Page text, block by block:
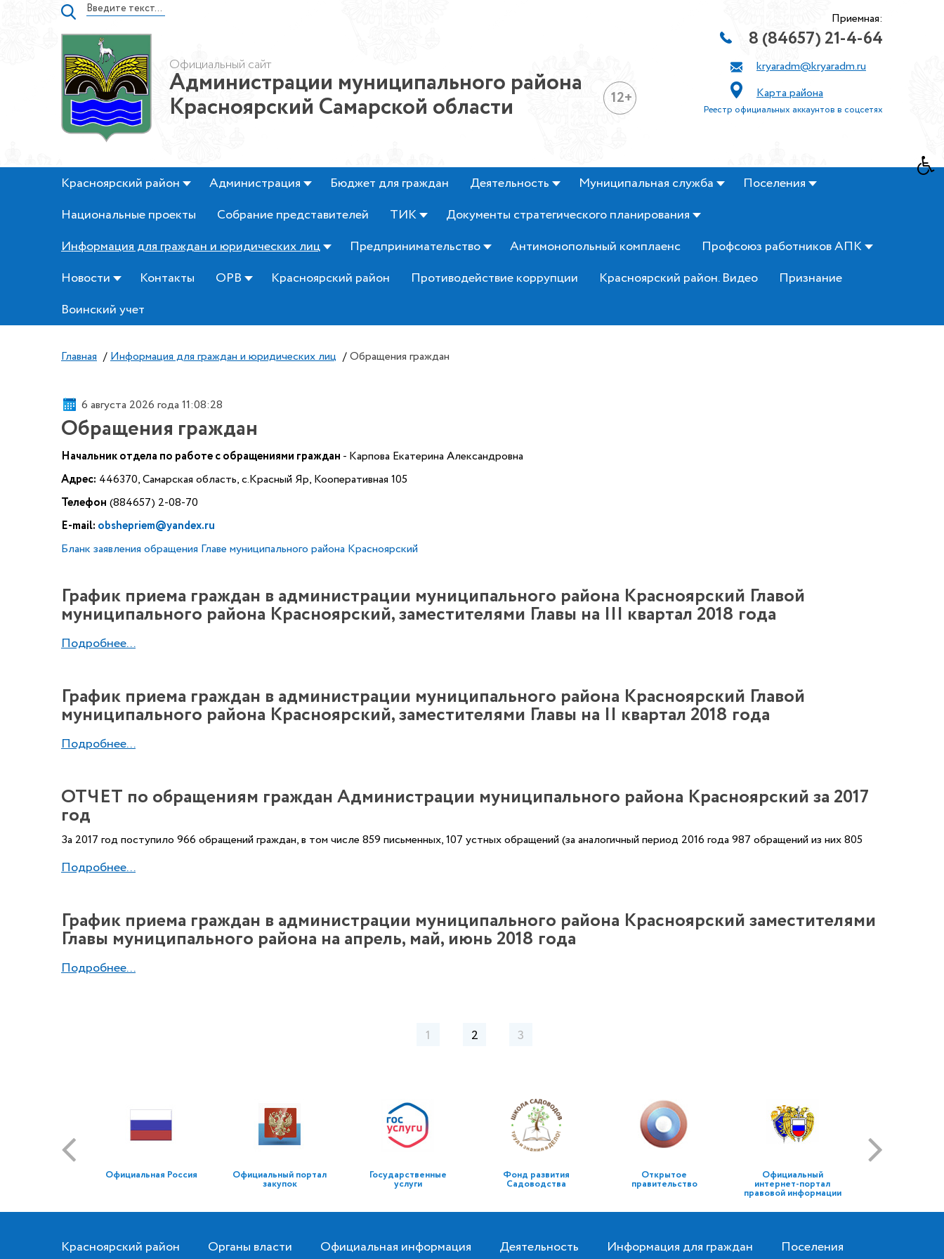
Официальный сайт
Администрации муниципального района
Красноярский Самарской области 12+
Приемная:
8 (84657) 21-4-64
kryaradm@kryaradm.ru
Карта района
Реестр официальных аккаунтов в соцсетях
Красноярский район Администрация Бюджет для граждан Деятельность Муниципальная служба
Поселения
Национальные проекты
Собрание представителей ТИК
Документы стратегического планирования
Информация для граждан и юридических лиц
Предпринимательство Антимонопольный комплаенс
Профсоюз работников АПК
Новости
Контакты ОРВ Красноярский район Противодействие коррупции Красноярский район. Видео
Признание
Воинский учет
Главная / Информация для граждан и юридических лиц / Обращения граждан
6 августа 2026 года 11:08:28
Обращения граждан
Начальник отдела по работе с обращениями граждан - Карпова Екатерина Александровна
Адрес: 446370, Самарская область, с.Красный Яр, Кооперативная 105
Телефон (884657) 2-08-70
E-mail: obshepriem@yandex.ru
Бланк заявления обращения Главе муниципального района Красноярский
График приема граждан в администрации муниципального района Красноярский Главой
муниципального района Красноярский, заместителями Главы на III квартал 2018 года
Подробнее...
График приема граждан в администрации муниципального района Красноярский Главой
муниципального района Красноярский, заместителями Главы на II квартал 2018 года
Подробнее...
ОТЧЕТ по обращениям граждан Администрации муниципального района Красноярский за 2017
год
За 2017 год поступило 966 обращений граждан, в том числе 859 письменных, 107 устных обращений (за аналогичный период 2016 года 987 обращений из них 805
Подробнее...
График приема граждан в администрации муниципального района Красноярский заместителями
Главы муниципального района на апрель, май, июнь 2018 года
Подробнее...
1 2 3
Официальная Россия Официальный портал
закупок
Государственные
услуги
Фонд развития
Садоводства
Открытое
правительство
Официальный
интернет-портал
правовой информации
Красноярский район Органы власти Официальная информация Деятельность Информация для граждан Поселения